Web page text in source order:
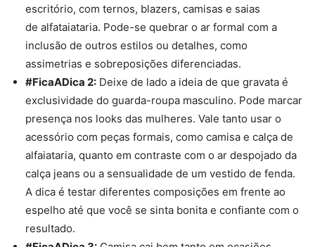
escritório, com ternos, blazers, camisas e saias
de alfataiataria. Pode-se quebrar o ar formal com a
inclusão de outros estilos ou detalhes, como
assimetrias e sobreposições diferenciadas.
#FicaADica 2: Deixe de lado a ideia de que gravata é
exclusividade do guarda-roupa masculino. Pode marcar
presença nos looks das mulheres. Vale tanto usar o
acessório com peças formais, como camisa e calça de
alfaiataria, quanto em contraste com o ar despojado da
calça jeans ou a sensualidade de um vestido de fenda.
A dica é testar diferentes composições em frente ao
espelho até que você se sinta bonita e confiante com o
resultado.